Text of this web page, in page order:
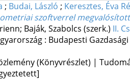
; Budai, László ; Keresztes, Éva
szoftverrel
Baják, Szabolcs (szerk.) II.
: Budapesti
(Könyvrészlet) |